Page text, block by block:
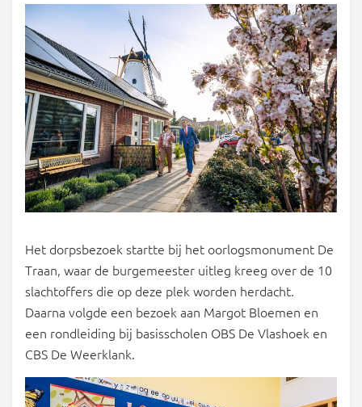
Het dorpsbezoek startte bij het oorlogsmonument De
Traan, waar de burgemeester uitleg kreeg over de 10
slachtoffers die op deze plek worden herdacht.
Daarna volgde een bezoek aan Margot Bloemen en
een rondleiding bij basisscholen OBS De Vlashoek en
CBS De Weerklank.